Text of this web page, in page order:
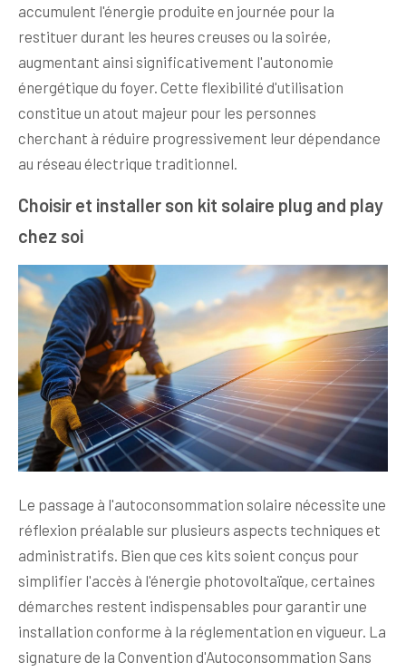
accumulent l'énergie produite en journée pour la
restituer durant les heures creuses ou la soirée,
augmentant ainsi significativement l'autonomie
énergétique du foyer. Cette flexibilité d'utilisation
constitue un atout majeur pour les personnes
cherchant à réduire progressivement leur dépendance
au réseau électrique traditionnel.
Choisir et installer son kit solaire plug and play
chez soi
Le passage à l'autoconsommation solaire nécessite une
réflexion préalable sur plusieurs aspects techniques et
administratifs. Bien que ces kits soient conçus pour
simplifier l'accès à l'énergie photovoltaïque, certaines
démarches restent indispensables pour garantir une
installation conforme à la réglementation en vigueur. La
signature de la Convention d'Autoconsommation Sans